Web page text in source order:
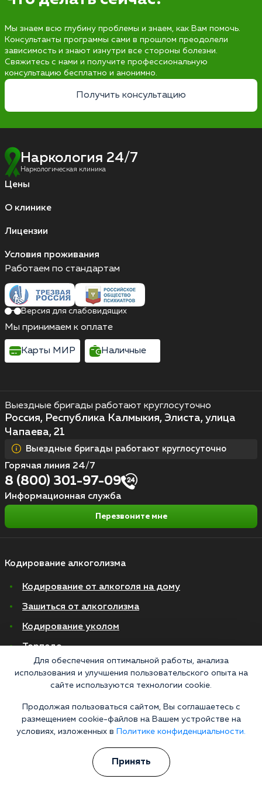
Мы знаем всю глубину проблемы и знаем, как Вам помочь.
Консультанты программы сами в прошлом преодолели
зависимость и знают изнутри все стороны болезни.
Свяжитесь с нами и получите профессиональную
консультацию бесплатно и анонимно.
Получить консультацию
Наркология 24/7
Наркологическая клиника
Цены
О клинике
Лицензии
Условия проживания
Кодирование алкоголизма
Кодирование от алкоголя на дому
Зашиться от алкоголизма
Кодирование уколом
Торпедо
Эспераль
Вивитрол
Кодирование двойной блок
Вывод из запоя в стационаре
Нарколог на дом
Капельница от запоя на дому
Выездные бригады работают круглосуточно
Россия, Республика Калмыкия, Элиста, улица
Чапаева, 21
Выездные бригады работают круглосуточно
Горячая линия 24/7
8 (800) 301-97-09
Информационная служба
Перезвоните мне
Работаем по стандартам
Версия для слабовидящих
Мы принимаем к оплате
Карты МИР Наличные
Для обеспечения оптимальной работы, анализа
использования и улучшения пользовательского опыта на
сайте используются технологии cookie.
Продолжая пользоваться сайтом, Вы соглашаетесь с
размещением cookie-файлов на Вашем устройстве на
условиях, изложенных в
Политике конфиденциальности.
Принять